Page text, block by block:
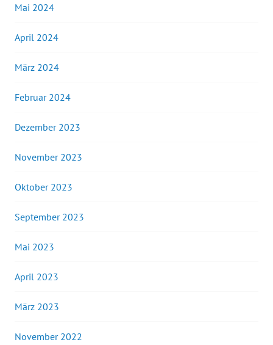
Mai 2024
April 2024
März 2024
Februar 2024
Dezember 2023
November 2023
Oktober 2023
September 2023
Mai 2023
April 2023
März 2023
November 2022